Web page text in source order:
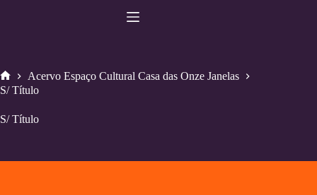
Home
Acervo Espaço Cultural Casa das Onze Janelas
S/ Título
S/ Título